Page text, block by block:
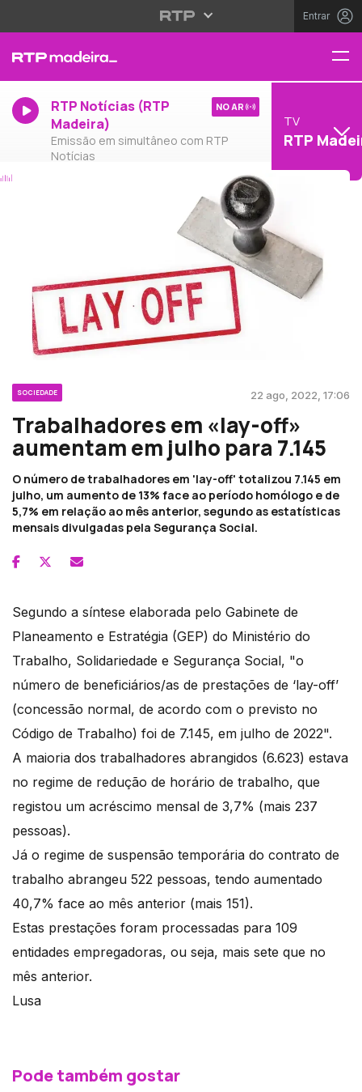
Entrar
RTP Notícias (RTP
Madeira)
Emissão em simultâneo com RTP
Notícias
NO AR
TV
RTP
SOCIEDADE 22 ago, 2022, 17:06
Trabalhadores em «lay-off»
aumentam em julho para 7.145
O número de trabalhadores em 'lay-off' totalizou 7.145 em
julho, um aumento de 13% face ao período homólogo e de
5,7% em relação ao mês anterior, segundo as estatísticas
mensais divulgadas pela Segurança Social.
Segundo a síntese elaborada pelo Gabinete de
Planeamento e Estratégia (GEP) do Ministério do
Trabalho, Solidariedade e Segurança Social, "o
número de beneficiários/as de prestações de ‘lay-off’
(concessão normal, de acordo com o previsto no
Código de Trabalho) foi de 7.145, em julho de 2022".
A maioria dos trabalhadores abrangidos (6.623) estava
no regime de redução de horário de trabalho, que
registou um acréscimo mensal de 3,7% (mais 237
pessoas).
Já o regime de suspensão temporária do contrato de
trabalho abrangeu 522 pessoas, tendo aumentado
40,7% face ao mês anterior (mais 151).
Estas prestações foram processadas para 109
entidades empregadoras, ou seja, mais sete que no
mês anterior.
Lusa
Pode também gostar